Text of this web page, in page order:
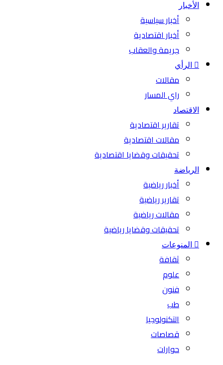
الأخبار
أخبار سياسية
أخبار اقتصادية
جريمة والعقاب
الرأي
مقالات
راي المسار
الاقتصاد
تقارير اقتصادية
مقالات اقتصادية
تحقيقات وقضايا اقتصادية
الرياضة
أخبار رياضية
تقارير رياضية
مقالات رياضية
تحقيقات وقضايا رياضية
المنوعات
ثقافة
علوم
فنون
طب
التكنولوجيا
قصاصات
حوارات